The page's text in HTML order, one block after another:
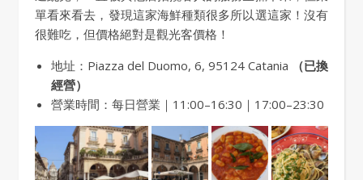
單看來看去，發現這家海鮮種類很多所以選這家！沒有
很難吃，但價格絕對是觀光客價格！
地址：Piazza del Duomo, 6, 95124 Catania
（已換
經營）
營業時間：每日營業｜11:00–16:30｜17:00–23:30